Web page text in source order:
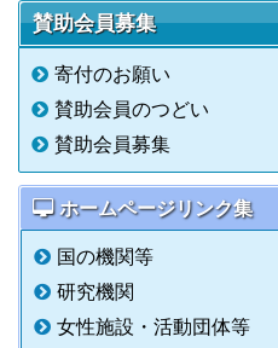
賛助会員募集
寄付のお願い
賛助会員のつどい
賛助会員募集
ホームページリンク集
国の機関等
研究機関
女性施設・活動団体等